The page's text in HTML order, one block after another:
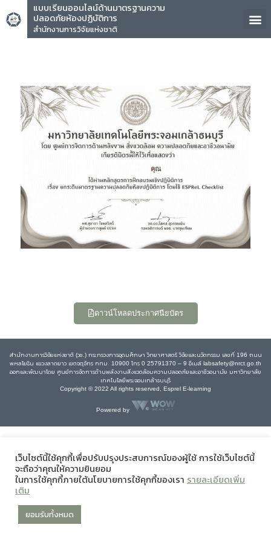
แบบเรียนออนไลน์ด้านมาตรฐานความ
ปลอดภัยห้องปฏิบัติการ
สำนักงานการวิจัยแห่งชาติ
คุณ
ดาวน์โหลดประกาศนียบัตร
สำนักงานการวิจัยแห่งชาติ (วช.) กระทรวงการอุดมศึกษา วิทยาศาสตร์ วิจัยและนวัตกรรม เลขที่ 196 ถนน
พหลโยธิน แขวงลาดยาว เขตจตุจักร กทม. 10900 โทร 0 25791370 – 9 อีเมล์ labsafety@nrct.go.th
ออกและพัฒนาโดย ศูนย์การจัดการด้านพลังงานสิ่งแวดล้อมความปลอดภัยและอาชีวอนามัย มหาวิทยาลัย
เทคโนโลยีพระจอมเกล้าธนบุรี
Copyright © 2022 All rights reserved, Esprel E-learning
Powered by
เว็บไซต์นี้ใช้คุกกี้เพื่อปรับปรุงประสบการณ์ของผู้ใช้ การใช้เว็บไซต์นี้
จะถือว่าคุณให้ความยินยอม
ในการใช้คุกกี้ภายใต้นโยบายการใช้คุกกี้ของเรา รายละเอียดเพิ่ม
เติม
ยอมรับทั้งหมด